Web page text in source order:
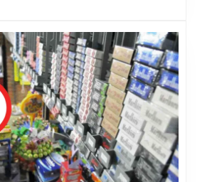
mercado
prevé
que
llegue
a
un
2%